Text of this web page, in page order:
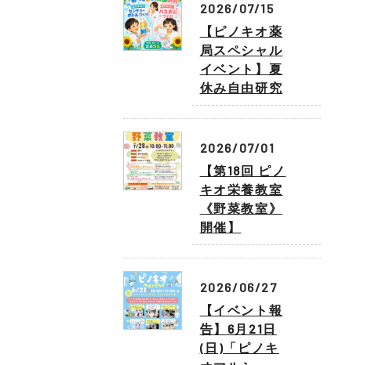
2026/07/15
【ピノキオ薬
局スペシャル
イベント】夏
休み自由研究
2026/07/01
【第18回 ピノ
キオ栄養教室
《野菜教室》
開催】
2026/06/27
【イベント報
告】6月21日
(日)「ピノキ